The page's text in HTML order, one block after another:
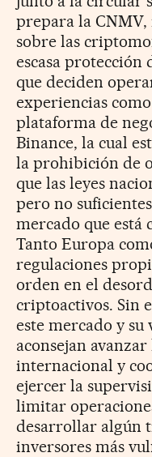
prepara la
sobre las
escasa protección
que deciden
experiencias
plataforma de
Binance, la cual
la prohibición de
que las leyes
pero no
mercado que está
Tanto Europa
regulaciones
orden en el
criptoactivos. Sin
este mercado y
aconsejan
internacional y
ejercer la
limitar
desarrollar algún
inversores más